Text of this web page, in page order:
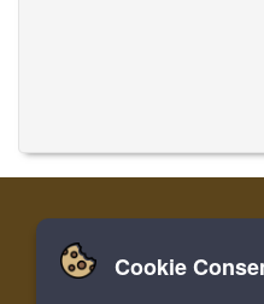
家 登录 寄
Cookie